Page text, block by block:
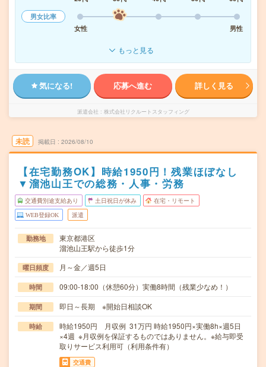
男女比率
女性
男性
もっと見る
気になる! 応募へ進む 詳しく見る
派遣会社 株式会社リクルートスタッフィング
未読 掲載日 2026/08/10
【在宅勤務OK】時給1950円！残業ほぼなし
▼溜池山王での総務・人事・労務
交通費別途支給あり 土日祝日が休み 在宅・リモート
WEB登録OK 派遣
勤務地
東京都港区
溜池山王駅から徒歩1分
曜日頻度 月～金／週5日
時間 09:00-18:00（休憩60分）実働8時間（残業少なめ！）
期間 即日～長期 ※開始日相談OK
時給
時給1950円 月収例 31万円 時給1950円×実働8h×週5日
×4週 ※月収例を保証するものではありません。※給与即受
取りサービス利用可（利用条件有）
交通費